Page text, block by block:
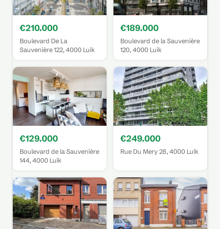
€210.000
Boulevard De La
Sauvenière 122, 4000 Luik
€189.000
Boulevard de la Sauvenière
120, 4000 Luik
€129.000
Boulevard de la Sauvenière
144, 4000 Luik
€249.000
Rue Du Mery 28, 4000 Luik